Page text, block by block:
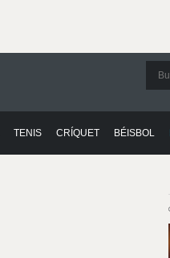
TENIS CRÍQUET BÉISBOL